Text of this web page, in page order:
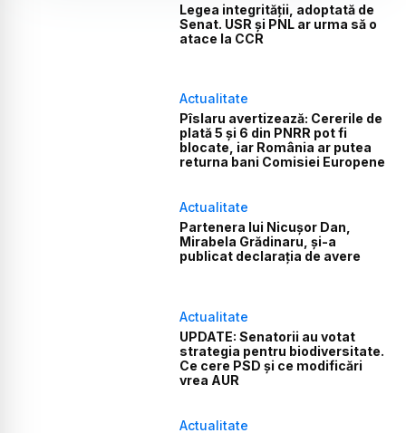
Legea integrității, adoptată de
Senat. USR și PNL ar urma să o
atace la CCR
Actualitate
Pîslaru avertizează: Cererile de
plată 5 și 6 din PNRR pot fi
blocate, iar România ar putea
returna bani Comisiei Europene
Actualitate
Partenera lui Nicușor Dan,
Mirabela Grădinaru, și-a
publicat declarația de avere
Actualitate
UPDATE: Senatorii au votat
strategia pentru biodiversitate.
Ce cere PSD și ce modificări
vrea AUR
Actualitate